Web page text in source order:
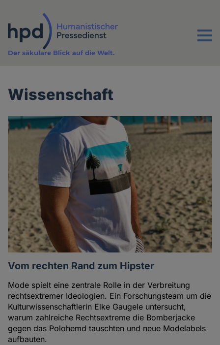
Inhalt
Menu
Der säkulare Blick auf die Welt.
Wissenschaft
Vom rechten Rand zum Hipster
Mode spielt eine zentrale Rolle in der Verbreitung
rechtsextremer Ideologien. Ein Forschungsteam um die
Kulturwissenschaftlerin Elke Gaugele untersucht,
warum zahlreiche Rechtsextreme die Bomberjacke
gegen das Polohemd tauschten und neue Modelabels
aufbauten.